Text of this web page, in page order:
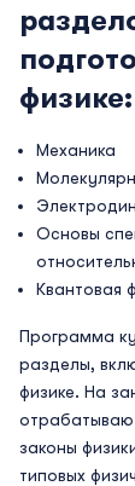
физике:
Механика
Основы
Квантовая
Программа
разделы,
физике. На
законы
типовых